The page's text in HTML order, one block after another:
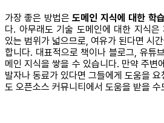
가장 좋은 방법은도메인 지식에 대한 학
다. 아무래도 기술 도메인에 대한 지식
있는 범위가 넓으므로, 여유가 된다면 시
합니다. 대표적으로 책이나 블로그, 유튜
메인 지식을 쌓을 수 있습니다. 만약 주변
발자나 동료가 있다면 그들에게 도움을
도 오픈소스 커뮤니티에서 도움을 받을 수